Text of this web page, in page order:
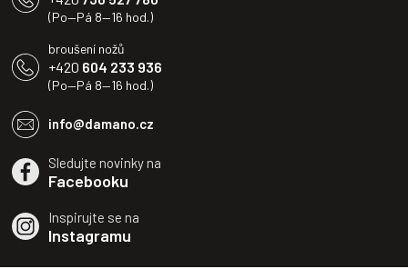
(Po—Pá 8—16 hod.)
broušení nožů
+420 604 233 936
(Po—Pá 8—16 hod.)
info@damano.cz
Sledujte novinky na
Facebooku
Inspirujte se na
Instagramu